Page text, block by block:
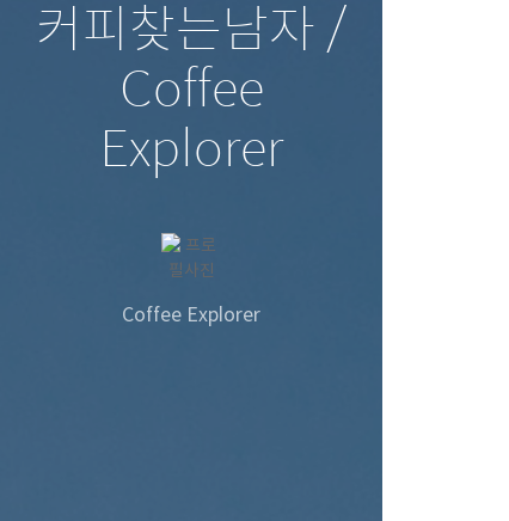
커피찾는남자 /
Coffee
Explorer
Coffee Explorer